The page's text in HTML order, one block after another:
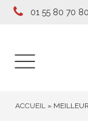
01 55 80 70 80
ACCUEIL »